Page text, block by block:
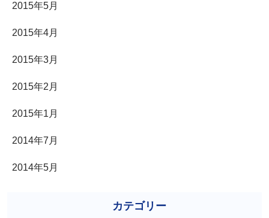
2015年5月
2015年4月
2015年3月
2015年2月
2015年1月
2014年7月
2014年5月
カテゴリー